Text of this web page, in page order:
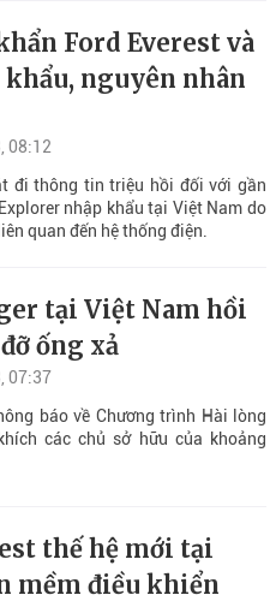
Ford Everest và
nguyên nhân
08:12
đi thông tin triệu hồi đối với gần
quan đến hệ thống điện.
tại Việt Nam hồi
ống xả
07:37
báo về Chương trình Hài lòng
các chủ sở hữu của khoảng
thế hệ mới tại
mềm điều khiển